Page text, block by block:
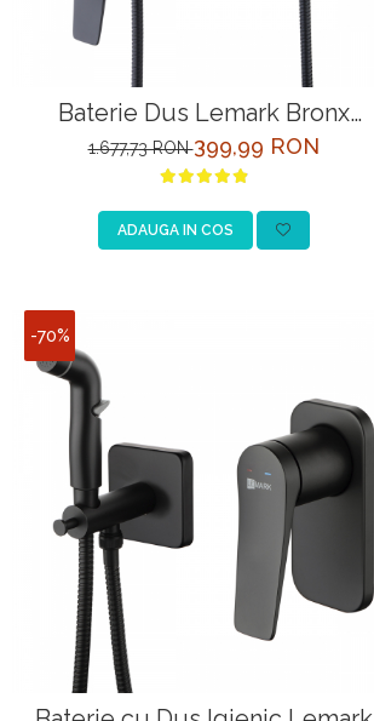
Baterie Dus Lemark Bronx
LM3703BL Negru cu Para
1.677,73 RON399,99 RON
ADAUGA IN COS
-70%